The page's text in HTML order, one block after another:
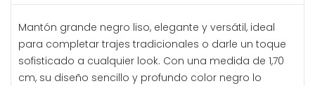
Mantón grande negro liso, elegante y versátil, ideal
para completar trajes tradicionales o darle un toque
sofisticado a cualquier look. Con una medida de 1,70
cm, su diseño sencillo y profundo color negro lo